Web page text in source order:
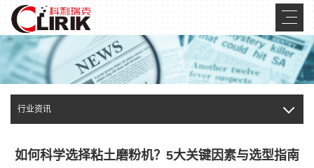
行业资讯
如何科学选择粘土磨粉机？5大关键因素与选型指南